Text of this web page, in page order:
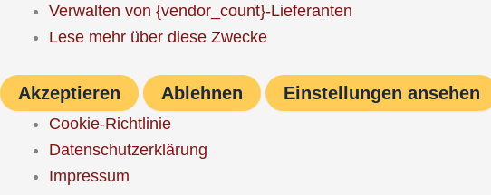
Verwalten von {vendor_count}-Lieferanten
Lese mehr über diese Zwecke
Akzeptieren Ablehnen Einstellungen ansehen
Cookie-Richtlinie
Datenschutzerklärung
Impressum